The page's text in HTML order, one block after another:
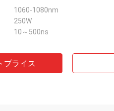
1060-1080nm
250W
10～500ns
プライス